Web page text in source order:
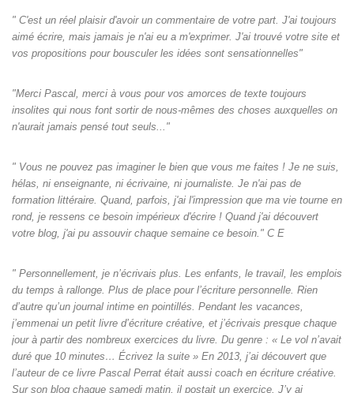
" C'est un réel plaisir d'avoir un commentaire de votre part. J'ai toujours
aimé écrire, mais jamais je n'ai eu a m'exprimer. J'ai trouvé votre site et
vos propositions pour bousculer les idées sont sensationnelles"
"Merci Pascal, merci à vous pour vos amorces de texte toujours
insolites qui nous font sortir de nous-mêmes des choses auxquelles on
n'aurait jamais pensé tout seuls‌..."
" Vous ne pouvez pas imaginer le bien que vous me faites ! Je ne suis,
hélas, ni enseignante, ni écrivaine, ni journaliste. Je n'ai pas de
formation littéraire. Quand, parfois, j'ai l'impression que ma vie tourne en
rond, je ressens ce besoin impérieux d'écrire ! Quand j'ai découvert
votre blog, j'ai pu assouvir chaque semaine ce besoin." C E
" Personnellement, je n’écrivais plus. Les enfants, le travail, les emplois
du temps à rallonge. Plus de place pour l’écriture personnelle. Rien
d’autre qu’un journal intime en pointillés. Pendant les vacances,
j’emmenai un petit livre d’écriture créative, et j’écrivais presque chaque
jour à partir des nombreux exercices du livre. Du genre : « Le vol n’avait
duré que 10 minutes… Écrivez la suite » En 2013, j’ai découvert que
l’auteur de ce livre Pascal Perrat était aussi coach en écriture créative.
Sur son blog chaque samedi matin, il postait un exercice. J’y ai